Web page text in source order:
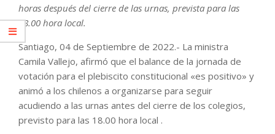
horas después del cierre de las urnas, prevista para las
18.00 hora local.
Santiago, 04 de Septiembre de 2022.- La ministra
Camila Vallejo, afirmó que el balance de la jornada de
votación para el plebiscito constitucional «es positivo» y
animó a los chilenos a organizarse para seguir
acudiendo a las urnas antes del cierre de los colegios,
previsto para las 18.00 hora local .